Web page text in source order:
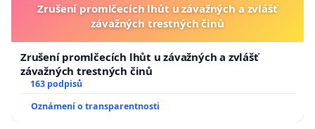
Zrušení promlčecích lhůt u závažných a zvlášť
závažných trestných činů
Zrušení promlčecích lhůt u závažných a zvlášť
závažných trestných činů
163 podpisů
Oznámení o transparentnosti